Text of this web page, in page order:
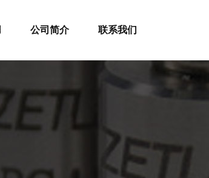
公司简介 联系我们